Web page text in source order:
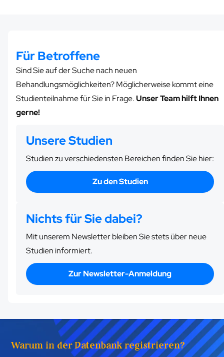
Für Betroffene
Sind Sie auf der Suche nach neuen
Behandlungsmöglichkeiten? Möglicherweise kommt eine
Studienteilnahme für Sie in Frage.Unser Team hilft Ihnen
gerne!
Unsere Studien
Studien zu verschiedensten Bereichen finden Sie hier:
Zu den Studien
Nichts für Sie dabei?
Mit unserem Newsletter bleiben Sie stets über neue
Studien informiert.
Zur Newsletter-Anmeldung
Warum in der Datenbank registrieren?